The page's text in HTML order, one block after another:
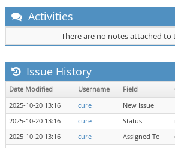
Activities
There are no notes attached to
Issue History
Date Modified Username Field
2025-10-20 13:16
cure
New Issue
2025-10-20 13:16
cure Status
2025-10-20 13:16
cure Assigned To